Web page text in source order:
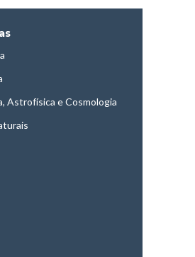
Astrofísica e Cosmologia